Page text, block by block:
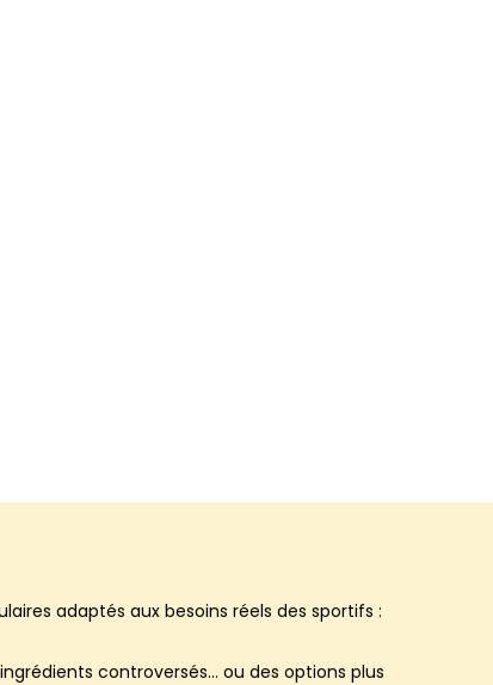
adaptés aux besoins réels des sportifs :
controversés… ou des options plus